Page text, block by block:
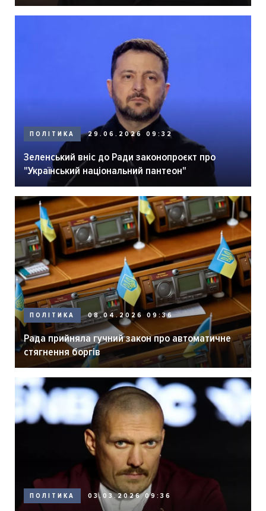
ПОЛІТИКА 29.06.2026 09:32
Зеленський вніс до Ради законопроєкт про
"Український національний пантеон"
ПОЛІТИКА 08.04.2026 09:36
Рада прийняла гучний закон про автоматичне
стягнення боргів
ПОЛІТИКА 03.03.2026 09:36